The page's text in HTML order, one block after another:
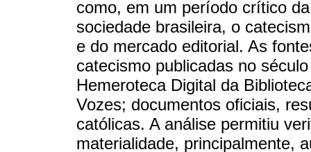
como, em um período crítico
sociedade brasileira, o
e do mercado editorial. As
catecismo publicadas no
Hemeroteca Digital da
Vozes; documentos oficiais,
católicas. A análise permitiu
materialidade, principalmente,